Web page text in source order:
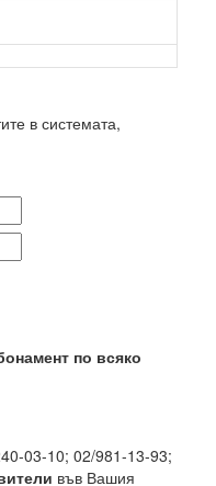
в системата,
по всяко
03-10; 02/981-13-93;
във Вашия